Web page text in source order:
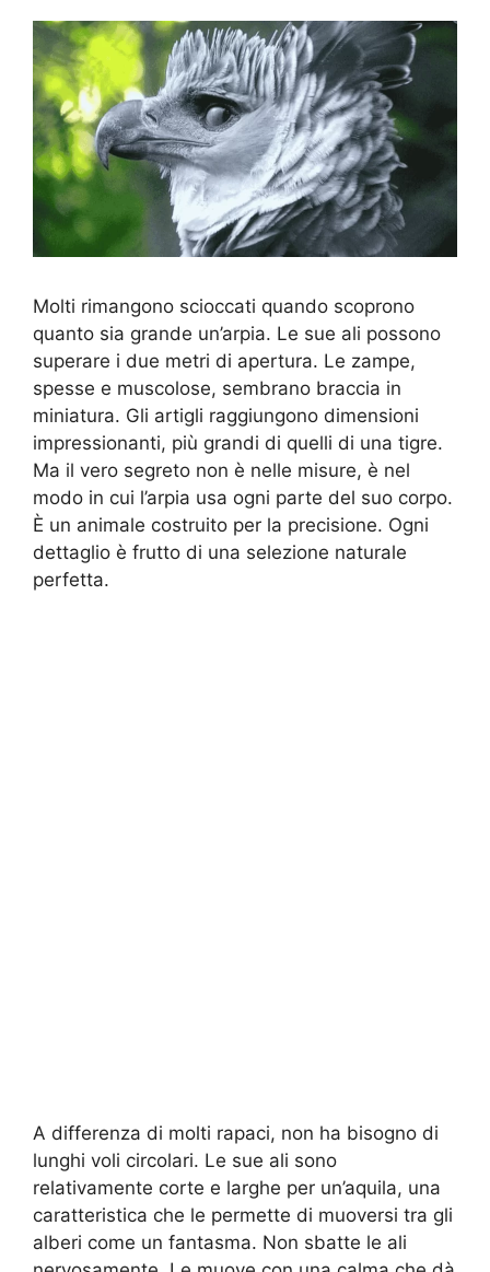
Molti rimangono scioccati quando scoprono
quanto sia grande un’arpia. Le sue ali possono
superare i due metri di apertura. Le zampe,
spesse e muscolose, sembrano braccia in
miniatura. Gli artigli raggiungono dimensioni
impressionanti, più grandi di quelli di una tigre.
Ma il vero segreto non è nelle misure, è nel
modo in cui l’arpia usa ogni parte del suo corpo.
È un animale costruito per la precisione. Ogni
dettaglio è frutto di una selezione naturale
perfetta.
A differenza di molti rapaci, non ha bisogno di
lunghi voli circolari. Le sue ali sono
relativamente corte e larghe per un’aquila, una
caratteristica che le permette di muoversi tra gli
alberi come un fantasma. Non sbatte le ali